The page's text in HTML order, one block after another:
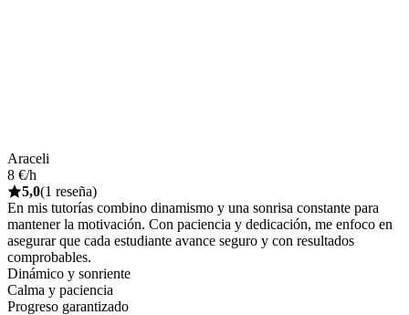
Araceli
8 €/h
5,0(1 reseña)
En mis tutorías combino dinamismo y una sonrisa constante para
mantener la motivación. Con paciencia y dedicación, me enfoco en
asegurar que cada estudiante avance seguro y con resultados
comprobables.
Dinámico y sonriente
Calma y paciencia
Progreso garantizado